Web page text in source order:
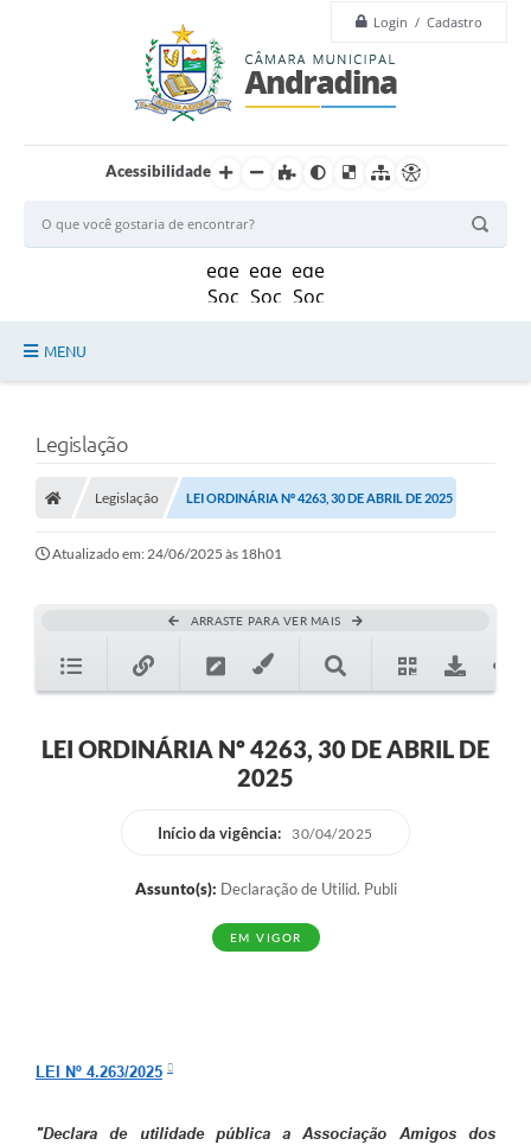
Login / Cadastro
Acessibilidade
MENU
Principal
Câmara
Sessão
Notícias
Legislação
Legislação LEI ORDINÁRIA Nº 4263, 30 DE ABRIL DE 2025
Atualizado em: 24/06/2025 às 18h01
ARRASTE PARA VER MAIS
LEI ORDINÁRIA Nº 4263, 30 DE ABRIL DE
2025
Início da vigência: 30/04/2025
Assunto(s): Declaração de Utilid. Publi
EM VIGOR
LEI Nº 4.263/2025
"Declara de utilidade pública a Associação Amigos dos